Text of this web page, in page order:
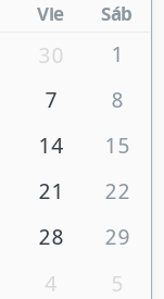
Vie Sáb
30
1
7
8
14
15
21
22
28
29
4 5